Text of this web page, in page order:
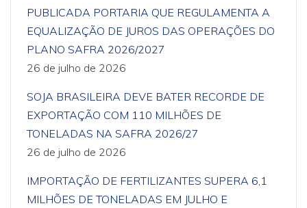
PUBLICADA PORTARIA QUE REGULAMENTA A
EQUALIZAÇÃO DE JUROS DAS OPERAÇÕES DO
PLANO SAFRA 2026/2027
26 de julho de 2026
SOJA BRASILEIRA DEVE BATER RECORDE DE
EXPORTAÇÃO COM 110 MILHÕES DE
TONELADAS NA SAFRA 2026/27
26 de julho de 2026
IMPORTAÇÃO DE FERTILIZANTES SUPERA 6,1
MILHÕES DE TONELADAS EM JULHO E